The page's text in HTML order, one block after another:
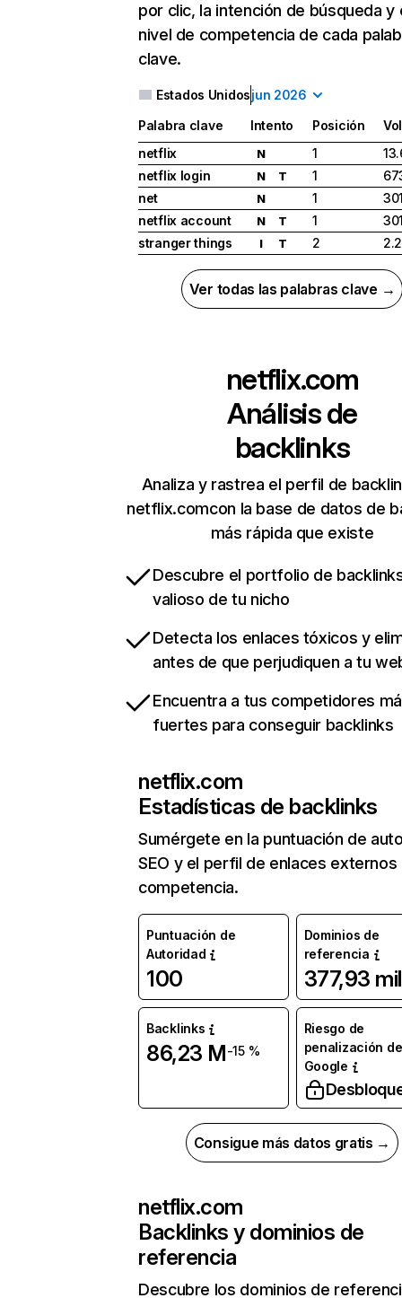
por clic, la intención de búsqueda y
nivel de competencia de cada
clave.
Estados Unidosjun 2026
Palabra clave Intento Posición
netflix
N 1
netflix login
N T 1
net
N 1
netflix account
N T 1
stranger things
I T 2
Ver todas las palabras clave →
netflix.com
Análisis de
backlinks
Analiza y rastrea el perfil de
netflix.comcon la base de datos de
más rápida que existe
Descubre el portfolio de
valioso de tu nicho
Detecta los enlaces tóxicos y
antes de que perjudiquen a tu
Encuentra a tus competidores
fuertes para conseguir backlinks
netflix.com
Estadísticas de backlinks
Sumérgete en la puntuación de
SEO y el perfil de enlaces externos
competencia.
Puntuación de
Autoridad
100
Dominios de
referencia
377,93 mil
Backlinks
86,23 M-15 %
Riesgo de
penalización de
Google
Consigue más datos gratis →
netflix.com
Backlinks y dominios de
referencia
Descubre los dominios de